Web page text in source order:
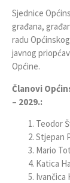
Sjednice
građana,
radu
javnog
Općine.
Članovi
– 2029.:
Teodor
Stjepan
Mario
Katica
Ivančica